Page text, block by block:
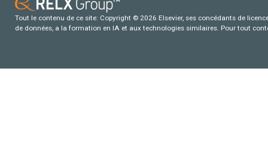
Tout le contenu de ce site: Copyright © 2026 Elsevier, ses concédants de
de données, a la formation en IA et aux technologies similaires. Pour tout